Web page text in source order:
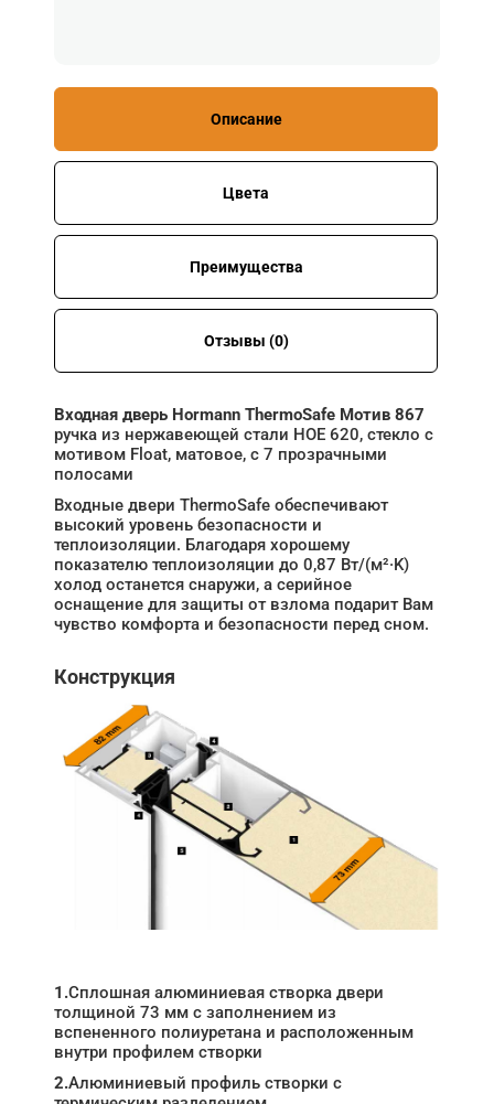
Описание
Цвета
Преимущества
Отзывы (0)
Входная дверь Hormann ThermoSafe Мотив 867
ручка из нержавеющей стали HOE 620, стекло с
мотивом Float, матовое, с 7 прозрачными
полосами
Входные двери ThermoSafe обеспечивают
высокий уровень безопасности и
теплоизоляции. Благодаря хорошему
показателю теплоизоляции до 0,87 Вт/(м²·K)
холод останется снаружи, а серийное
оснащение для защиты от взлома подарит Вам
чувство комфорта и безопасности перед сном.
Конструкция
1.Сплошная алюминиевая створка двери
толщиной 73 мм с заполнением из
вспененного полиуретана и расположенным
внутри профилем створки
2.Алюминиевый профиль створки с